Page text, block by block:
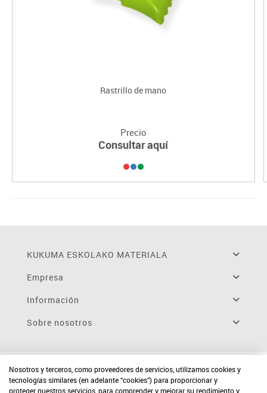
Rastrillo de mano
Precio
Consultar aquí
KUKUMA ESKOLAKO MATERIALA
Empresa
Información
Sobre nosotros
Nosotros y terceros, como proveedores de servicios, utilizamos cookies y
tecnologías similares (en adelante “cookies”) para proporcionar y
proteger nuestros servicios, para comprender y mejorar su rendimiento y